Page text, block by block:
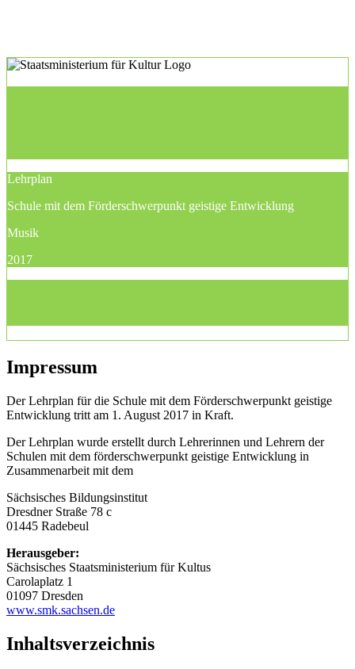
Lehrplan
Schule mit dem Förderschwerpunkt geistige Entwicklung
Musik
2017
Impressum
Der Lehrplan für die Schule mit dem Förderschwerpunkt geistige
Entwicklung tritt am 1. August 2017 in Kraft.
Der Lehrplan wurde erstellt durch Lehrerinnen und Lehrern der
Schulen mit dem förderschwerpunkt geistige Entwicklung in
Zusammenarbeit mit dem
Sächsisches Bildungsinstitut
Dresdner Straße 78 c
01445 Radebeul
Herausgeber:
Sächsisches Staatsministerium für Kultus
Carolaplatz 1
01097 Dresden
www.smk.sachsen.de
Inhaltsverzeichnis